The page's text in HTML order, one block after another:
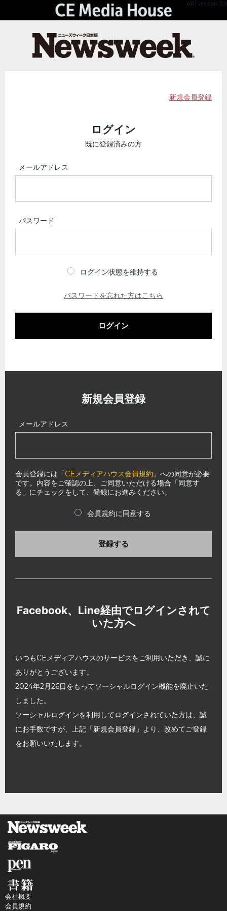
API Version 2.0
新規会員登録
ログイン
既に登録済みの方
メールアドレス
パスワード
ログイン状態を維持する
パスワードを忘れた方はこちら
ログイン
新規会員登録
メールアドレス
会員登録には「CEメディアハウス会員規約 」への同意が必要
です。内容をご確認の上、ご同意いただける場合「同意す
る」にチェックをして、登録にお進みください。
会員規約に同意する
登録する
Facebook、Line経由でログインされて
いた方へ
いつもCEメディアハウスのサービスをご利用いただき、誠に
ありがとうございます。
2024年2月26日をもってソーシャルログイン機能を廃止いた
しました。
ソーシャルログインを利用してログインされていた方は、誠
にお手数ですが、上記「新規会員登録」より、改めてご登録
をお願いいたします。
会社概要
会員規約